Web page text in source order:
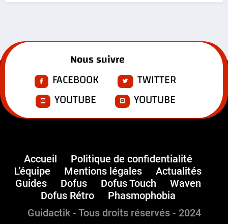
Nous suivre
FACEBOOK
TWITTER
YOUTUBE
YOUTUBE
Accueil
Politique de confidentialité
L’équipe
Mentions légales
Actualités
Guides
Dofus Dofus Touch
Waven
Dofus Rétro
Phasmophobia
Guidactik - Tous droits réservés - 2024